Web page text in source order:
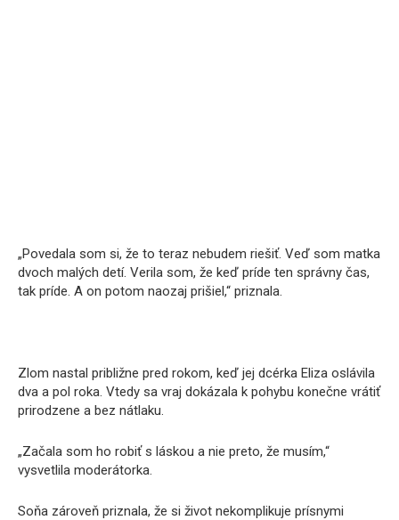
„Povedala som si, že to teraz nebudem riešiť. Veď som matka
dvoch malých detí. Verila som, že keď príde ten správny čas,
tak príde. A on potom naozaj prišiel,“ priznala.
Zlom nastal približne pred rokom, keď jej dcérka Eliza oslávila
dva a pol roka. Vtedy sa vraj dokázala k pohybu konečne vrátiť
prirodzene a bez nátlaku.
„Začala som ho robiť s láskou a nie preto, že musím,“
vysvetlila moderátorka.
Soňa zároveň priznala, že si život nekomplikuje prísnymi